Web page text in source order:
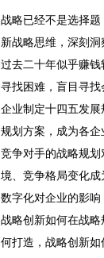
战略已经不是选择
新战略思维，深刻
过去二十年似乎赚
寻找困难，盲目寻
企业制定十四五发
规划方案，成为各
竞争对手的战略规
境、竞争格局变化成
数字化对企业的影
战略创新如何在战
何打造，战略创新